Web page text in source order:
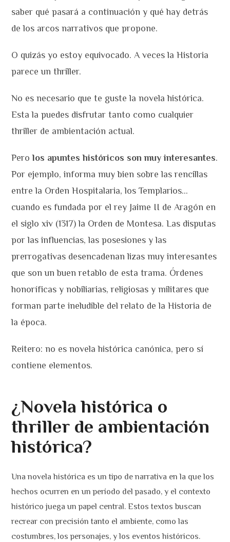
saber qué pasará a continuación y qué hay detrás
de los arcos narrativos que propone.
O quizás yo estoy equivocado. A veces la Historia
parece un thriller.
No es necesario que te guste la novela histórica.
Esta la puedes disfrutar tanto como cualquier
thriller de ambientación actual.
Perolos apuntes históricos son muy interesantes.
Por ejemplo, informa muy bien sobre las rencillas
entre la Orden Hospitalaria, los Templarios…
cuando es fundada por el rey Jaime II de Aragón en
el siglo xiv (1317) la Orden de Montesa. Las disputas
por las influencias, las posesiones y las
prerrogativas desencadenan lizas muy interesantes
que son un buen retablo de esta trama. Órdenes
honoríficas y nobiliarias, religiosas y militares que
forman parte ineludible del relato de la Historia de
la época.
Reitero: no es novela histórica canónica, pero sí
contiene elementos.
¿Novela histórica o
thriller de ambientación
histórica?
Una novela histórica es un tipo de narrativa en la que los
hechos ocurren en un período del pasado, y el contexto
histórico juega un papel central. Estos textos buscan
recrear con precisión tanto el ambiente, como las
costumbres, los personajes, y los eventos históricos.